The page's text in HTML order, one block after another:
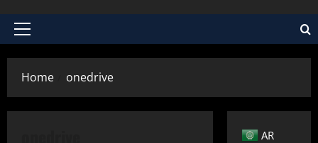
Menu
Home onedrive
AR